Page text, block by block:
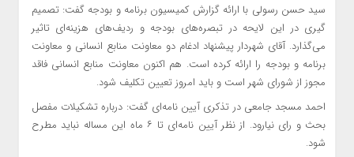
سید حسن رسولی با ارائه گزارش کمیسیون برنامه و بودجه گفت: تصمیم
گیری در این لایحه در تبصره‌های بودجه و ردیف‌های هزینه‌ای تاثیر
می‌گذارد. آقای شهردار پیشنهاد ادغام دو معاونت منابع انسانی و معاونت
برنامه و بودجه را ارائه کرده است. هم اکنون معاونت منابع انسانی فاقد
مجوز از شورای شهر است و باید امروز تعیین تکلیف شود.
احمد مسجد جامعی در تذکری آیین نامه‌ای گفت: درباره تشکیلات مفصل
بحث و رای نیارود. از نظر آیین نامه‌ای تا ۶ ماه این مساله نباید مطرح
شود.